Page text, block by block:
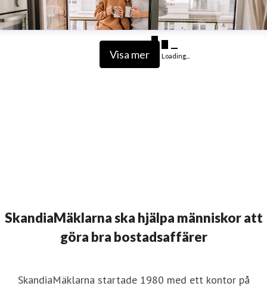
Visa mer Loading...
SkandiaMäklarna ska hjälpa människor att
göra bra bostadsaffärer
SkandiaMäklarna startade 1980 med ett kontor på